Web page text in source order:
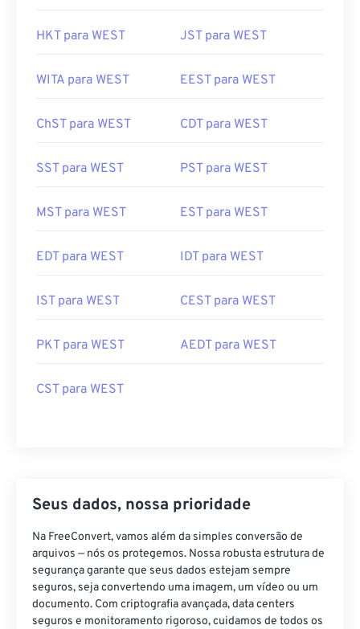
HKT para WEST JST para WEST
WITA para WEST EEST para WEST
ChST para WEST CDT para WEST
SST para WEST PST para WEST
MST para WEST EST para WEST
EDT para WEST IDT para WEST
IST para WEST CEST para WEST
PKT para WEST AEDT para WEST
CST para WEST
Seus dados, nossa prioridade
Na FreeConvert, vamos além da simples conversão de
arquivos — nós os protegemos. Nossa robusta estrutura de
segurança garante que seus dados estejam sempre
seguros, seja convertendo uma imagem, um vídeo ou um
documento. Com criptografia avançada, data centers
seguros e monitoramento rigoroso, cuidamos de todos os